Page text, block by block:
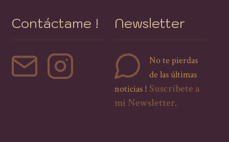
Contáctame ! Newsletter
No te pierdas
de las últimas
noticias ! Suscríbete a
mi Newsletter.